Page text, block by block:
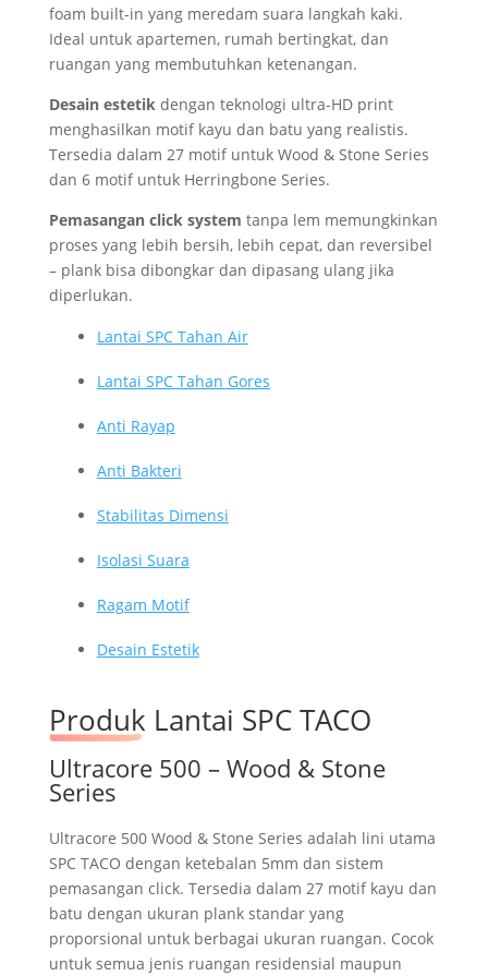
foam built-in yang meredam suara langkah kaki.
Ideal untuk apartemen, rumah bertingkat, dan
ruangan yang membutuhkan ketenangan.
Desain estetikdengan teknologi ultra-HD print
menghasilkan motif kayu dan batu yang realistis.
Tersedia dalam 27 motif untuk Wood & Stone Series
dan 6 motif untuk Herringbone Series.
Pemasangan click system tanpa lem memungkinkan
proses yang lebih bersih, lebih cepat, dan reversibel
– plank bisa dibongkar dan dipasang ulang jika
diperlukan.
Lantai SPC Tahan Air
Lantai SPC Tahan Gores
Anti Rayap
Anti Bakteri
Stabilitas Dimensi
Isolasi Suara
Ragam Motif
Desain Estetik
Produk Lantai SPC TACO
Ultracore 500 – Wood & Stone
Series
Ultracore 500 Wood & Stone Series adalah lini utama
SPC TACO dengan ketebalan 5mm dan sistem
pemasangan click. Tersedia dalam 27 motif kayu dan
batu dengan ukuran plank standar yang
proporsional untuk berbagai ukuran ruangan. Cocok
untuk semua jenis ruangan residensial maupun